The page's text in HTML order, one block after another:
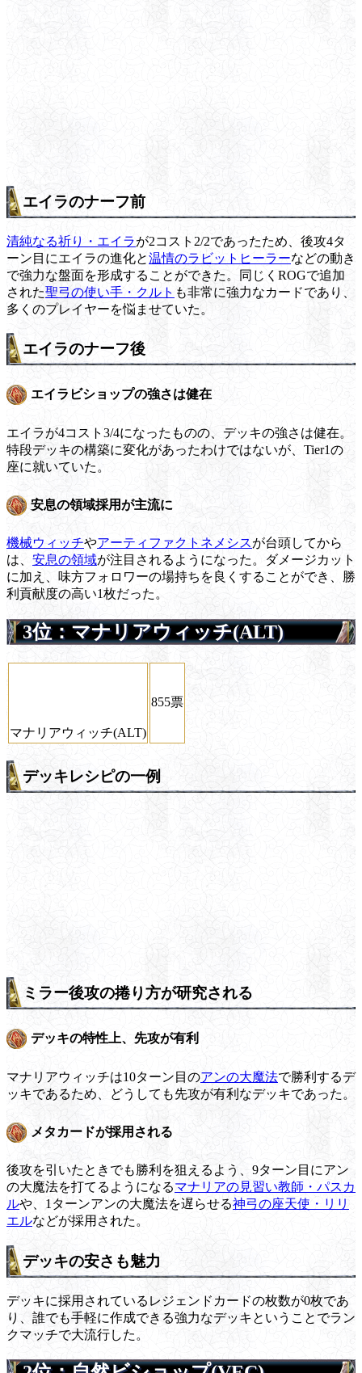
エイラのナーフ前
清純なる祈り・エイラが2コスト2/2であったため、後攻4タ
ーン目にエイラの進化と温情のラビットヒーラーなどの動き
で強力な盤面を形成することができた。同じくROGで追加
された聖弓の使い手・クルト も非常に強力なカードであり、
多くのプレイヤーを悩ませていた。
エイラのナーフ後
エイラビショップの強さは健在
エイラが4コスト3/4になったものの、デッキの強さは健在。
特段デッキの構築に変化があったわけではないが、Tier1の
座に就いていた。
安息の領域採用が主流に
機械ウィッチやアーティファクトネメシスが台頭してから
は、 安息の領域が注目されるようになった。ダメージカット
に加え、味方フォロワーの場持ちを良くすることができ、勝
利貢献度の高い1枚だった。
3位：マナリアウィッチ(ALT)
マナリアウィッチ(ALT)
855票
デッキレシピの一例
ミラー後攻の捲り方が研究される
デッキの特性上、先攻が有利
マナリアウィッチは10ターン目のアンの大魔法で勝利するデ
ッキであるため、どうしても先攻が有利なデッキであった。
メタカードが採用される
後攻を引いたときでも勝利を狙えるよう、9ターン目にアン
の大魔法を打てるようになるマナリアの見習い教師・パスカ
ルや、1ターンアンの大魔法を遅らせる神弓の座天使・リリ
エルなどが採用された。
デッキの安さも魅力
デッキに採用されているレジェンドカードの枚数が0枚であ
り、誰でも手軽に作成できる強力なデッキということでラン
クマッチで大流行した。